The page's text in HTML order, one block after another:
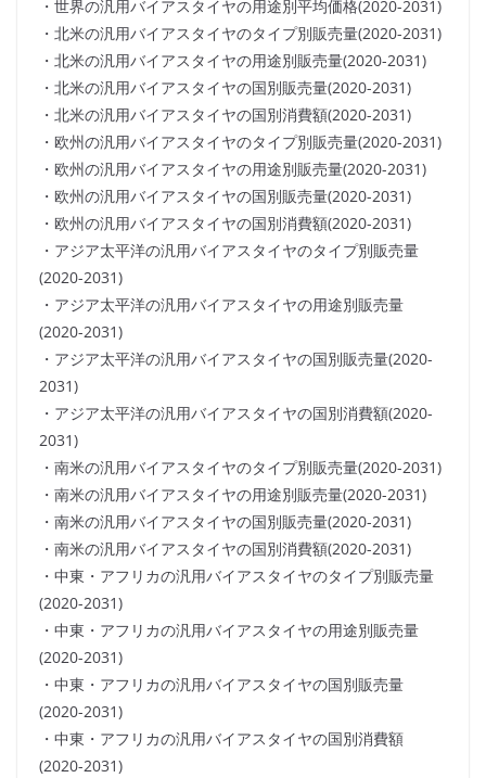
・世界の汎用バイアスタイヤの用途別平均価格(2020-2031)
・北米の汎用バイアスタイヤのタイプ別販売量(2020-2031)
・北米の汎用バイアスタイヤの用途別販売量(2020-2031)
・北米の汎用バイアスタイヤの国別販売量(2020-2031)
・北米の汎用バイアスタイヤの国別消費額(2020-2031)
・欧州の汎用バイアスタイヤのタイプ別販売量(2020-2031)
・欧州の汎用バイアスタイヤの用途別販売量(2020-2031)
・欧州の汎用バイアスタイヤの国別販売量(2020-2031)
・欧州の汎用バイアスタイヤの国別消費額(2020-2031)
・アジア太平洋の汎用バイアスタイヤのタイプ別販売量
(2020-2031)
・アジア太平洋の汎用バイアスタイヤの用途別販売量
(2020-2031)
・アジア太平洋の汎用バイアスタイヤの国別販売量(2020-
2031)
・アジア太平洋の汎用バイアスタイヤの国別消費額(2020-
2031)
・南米の汎用バイアスタイヤのタイプ別販売量(2020-2031)
・南米の汎用バイアスタイヤの用途別販売量(2020-2031)
・南米の汎用バイアスタイヤの国別販売量(2020-2031)
・南米の汎用バイアスタイヤの国別消費額(2020-2031)
・中東・アフリカの汎用バイアスタイヤのタイプ別販売量
(2020-2031)
・中東・アフリカの汎用バイアスタイヤの用途別販売量
(2020-2031)
・中東・アフリカの汎用バイアスタイヤの国別販売量
(2020-2031)
・中東・アフリカの汎用バイアスタイヤの国別消費額
(2020-2031)